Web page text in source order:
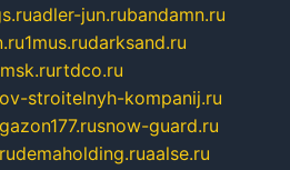
adler-jun.rubandamn.ru
1mus.rudarksand.ru
rtdco.ru
stroitelnyh-kompanij.ru
snow-guard.ru
demaholding.ruaalse.ru